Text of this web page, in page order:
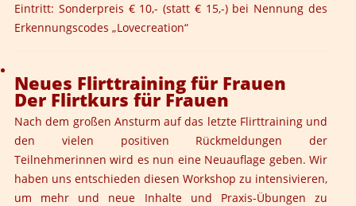
Eintritt: Sonderpreis € 10,- (statt € 15,-) bei Nennung des
Erkennungscodes „Lovecreation“
Neues Flirttraining für Frauen
Der Flirtkurs für Frauen
Nach dem großen Ansturm auf das letzte Flirttraining und
den vielen positiven Rückmeldungen der
Teilnehmerinnen wird es nun eine Neuauflage geben. Wir
haben uns entschieden diesen Workshop zu intensivieren,
um mehr und neue Inhalte und Praxis-Übungen zu